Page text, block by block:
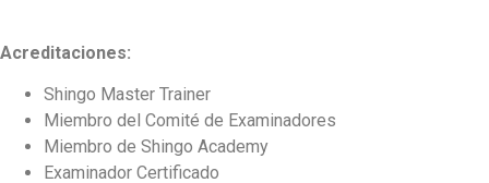
Acreditaciones:
Shingo Master Trainer
Miembro del Comité de Examinadores
Miembro de Shingo Academy
Examinador Certificado